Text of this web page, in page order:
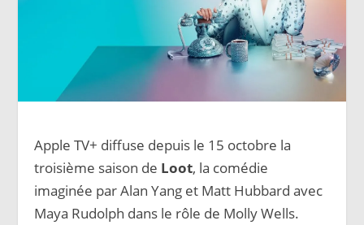
Apple TV+ diffuse depuis le 15 octobre la
troisième saison de Loot, la comédie
imaginée par Alan Yang et Matt Hubbard avec
Maya Rudolph dans le rôle de Molly Wells.